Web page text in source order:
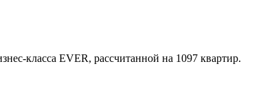
класса EVER, рассчитанной на 1097 квартир.